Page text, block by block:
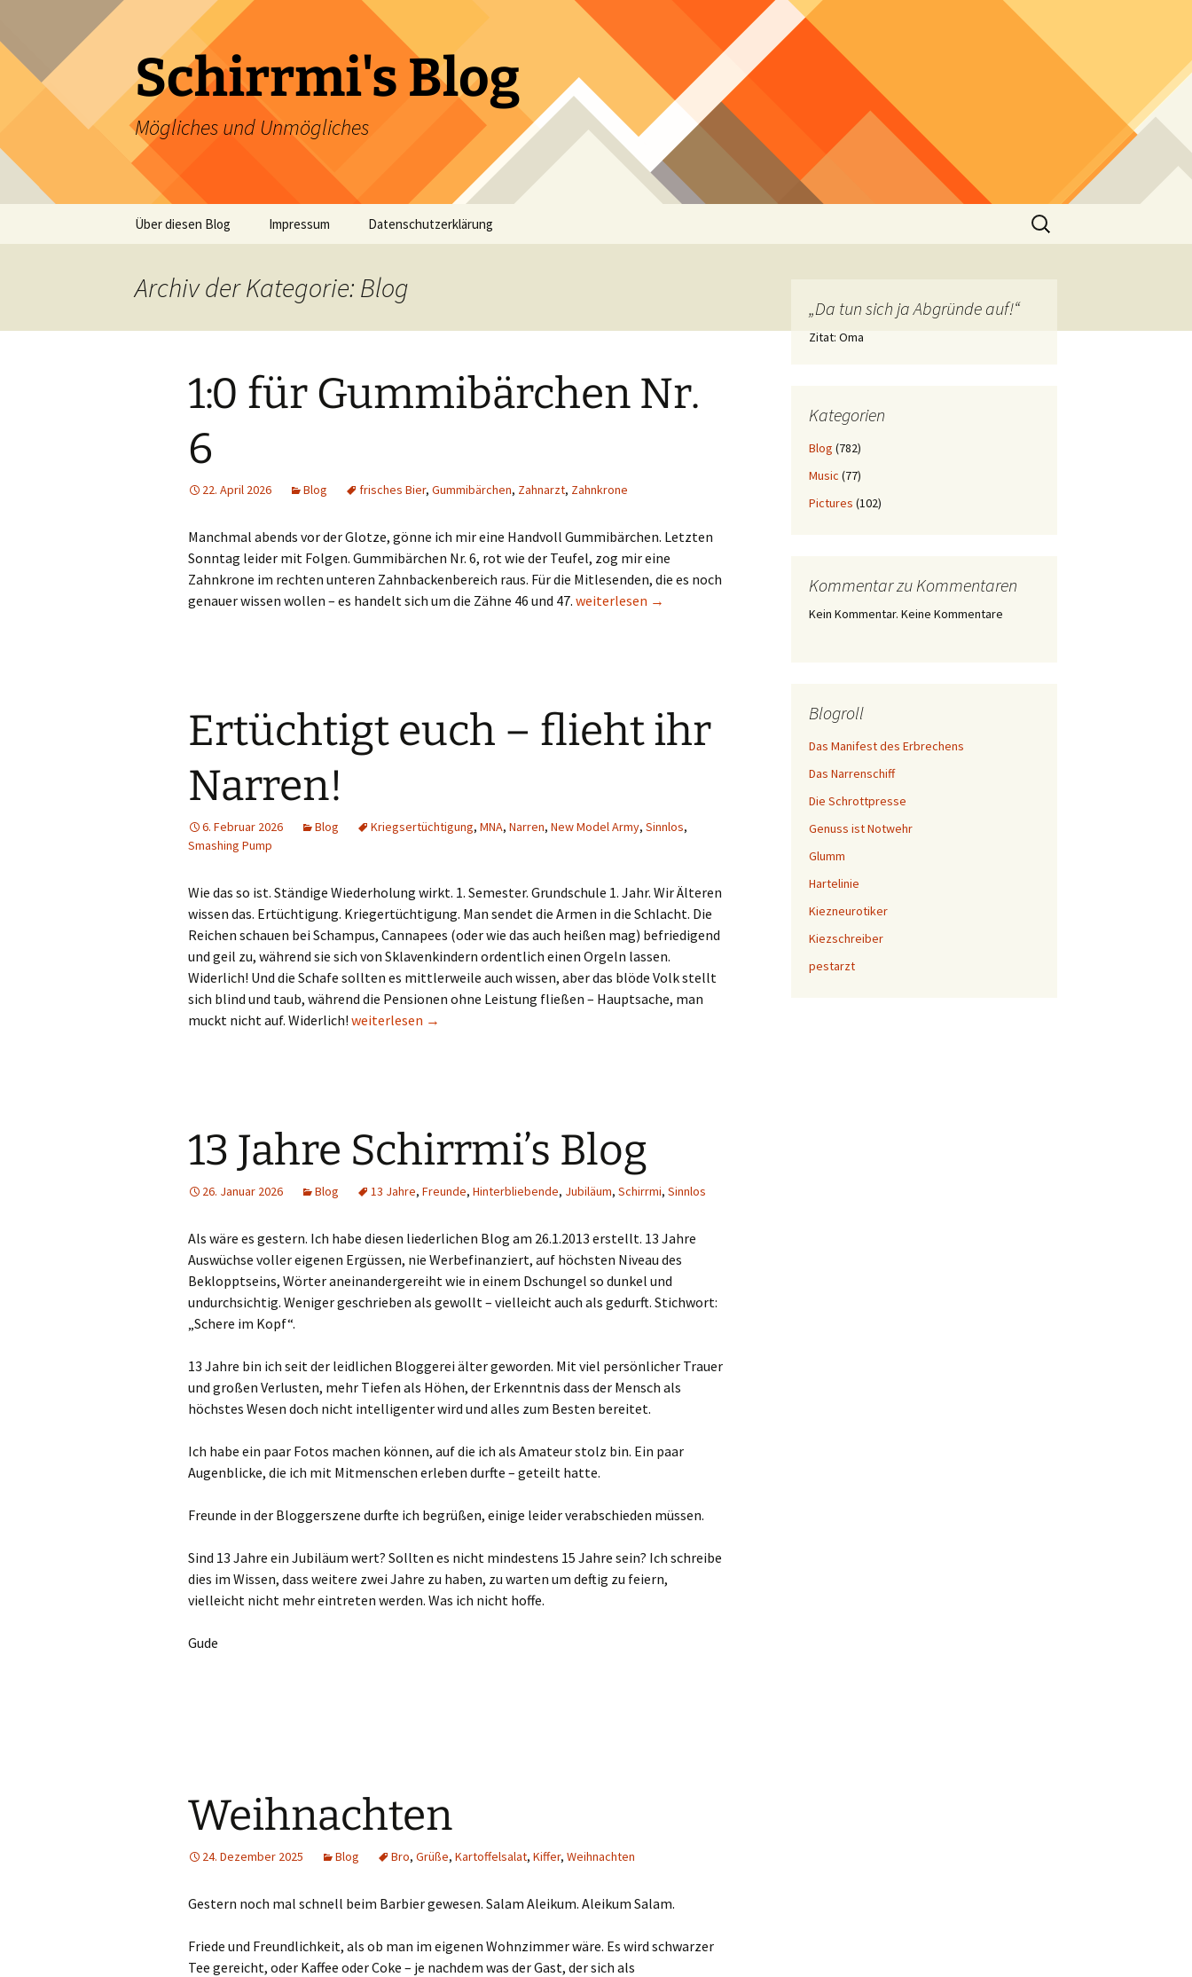
springen
Schirrmi's Blog
Mögliches und Unmögliches
Über diesen Blog Impressum Datenschutzerklärung
Suchen
nach:
Archiv der Kategorie: Blog
1:0 für Gummibärchen Nr.
6
22. April 2026 Blog frisches Bier, Gummibärchen, Zahnarzt, Zahnkrone
Manchmal abends vor der Glotze, gönne ich mir eine Handvoll Gummibärchen. Letzten
Sonntag leider mit Folgen. Gummibärchen Nr. 6, rot wie der Teufel, zog mir eine
Zahnkrone im rechten unteren Zahnbackenbereich raus. Für die Mitlesenden, die es noch
genauer wissen wollen – es handelt sich um die Zähne 46 und 47. 1:0 für Gummibärchen Nr. 6
weiterlesen →
Ertüchtigt euch – flieht ihr
Narren!
6. Februar 2026 Blog Kriegsertüchtigung, MNA, Narren, New Model Army, Sinnlos,
Smashing Pump
Wie das so ist. Ständige Wiederholung wirkt. 1. Semester. Grundschule 1. Jahr. Wir Älteren
wissen das. Ertüchtigung. Kriegertüchtigung. Man sendet die Armen in die Schlacht. Die
Reichen schauen bei Schampus, Cannapees (oder wie das auch heißen mag) befriedigend
und geil zu, während sie sich von Sklavenkindern ordentlich einen Orgeln lassen.
Widerlich! Und die Schafe sollten es mittlerweile auch wissen, aber das blöde Volk stellt
sich blind und taub, während die Pensionen ohne Leistung fließen – Hauptsache, man
muckt nicht auf. Widerlich! Ertüchtigt euch – flieht ihr Narren!
weiterlesen →
13 Jahre Schirrmi’s Blog
26. Januar 2026 Blog 13 Jahre, Freunde, Hinterbliebende, Jubiläum, Schirrmi, Sinnlos
Als wäre es gestern. Ich habe diesen liederlichen Blog am 26.1.2013 erstellt. 13 Jahre
Auswüchse voller eigenen Ergüssen, nie Werbefinanziert, auf höchsten Niveau des
Beklopptseins, Wörter aneinandergereiht wie in einem Dschungel so dunkel und
undurchsichtig. Weniger geschrieben als gewollt – vielleicht auch als gedurft. Stichwort:
„Schere im Kopf“.
13 Jahre bin ich seit der leidlichen Bloggerei älter geworden. Mit viel persönlicher Trauer
und großen Verlusten, mehr Tiefen als Höhen, der Erkenntnis dass der Mensch als
höchstes Wesen doch nicht intelligenter wird und alles zum Besten bereitet.
Ich habe ein paar Fotos machen können, auf die ich als Amateur stolz bin. Ein paar
Augenblicke, die ich mit Mitmenschen erleben durfte – geteilt hatte.
Freunde in der Bloggerszene durfte ich begrüßen, einige leider verabschieden müssen.
Sind 13 Jahre ein Jubiläum wert? Sollten es nicht mindestens 15 Jahre sein? Ich schreibe
dies im Wissen, dass weitere zwei Jahre zu haben, zu warten um deftig zu feiern,
vielleicht nicht mehr eintreten werden. Was ich nicht hoffe.
Gude
Weihnachten
24. Dezember 2025 Blog Bro, Grüße, Kartoffelsalat, Kiffer, Weihnachten
Gestern noch mal schnell beim Barbier gewesen. Salam Aleikum. Aleikum Salam.
Friede und Freundlichkeit, als ob man im eigenen Wohnzimmer wäre. Es wird schwarzer
Tee gereicht, oder Kaffee oder Coke – je nachdem was der Gast, der sich als
„Da tun sich ja Abgründe auf!“
Zitat: Oma
Kategorien
Blog (782)
Music (77)
Pictures (102)
Kommentar zu Kommentaren
Kein Kommentar. Keine Kommentare
Blogroll
Das Manifest des Erbrechens
Das Narrenschiff
Die Schrottpresse
Genuss ist Notwehr
Glumm
Hartelinie
Kiezneurotiker
Kiezschreiber
pestarzt